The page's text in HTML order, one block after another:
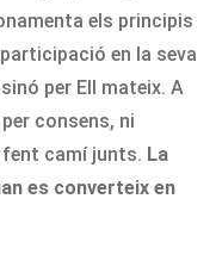
els principis
en la seva
per Ell mateix. A
consens, ni
camí junts. La
es converteix en